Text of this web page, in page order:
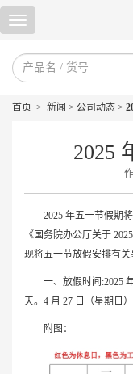
首页 > 新闻 > 公司动态 >
2025
2025 年五一节假期
《国务院办公厅关于
现将五一节放假安排有关
一、放假时间:2025
天。4 月 27 日（星期日）
附图：